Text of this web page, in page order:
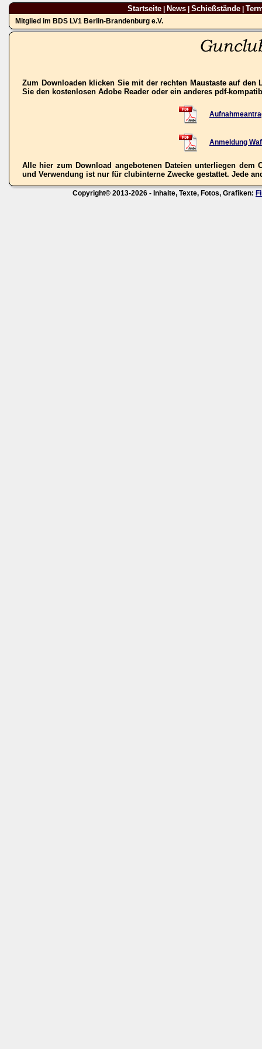
Startseite| News| Schießstände|
Mitglied im BDS LV1 Berlin-Brandenburg e.V.
Zum Downloaden klicken Sie mit der rechten Maustaste auf
Sie den kostenlosen Adobe Reader oder ein anderes pdf-
Anmeldung
Alle hier zum Download angebotenen Dateien unterliegen
und Verwendung ist nur für clubinterne Zwecke gestattet. Jede
Copyright© 2013-2026 - Inhalte, Texte, Fotos, Grafiken: